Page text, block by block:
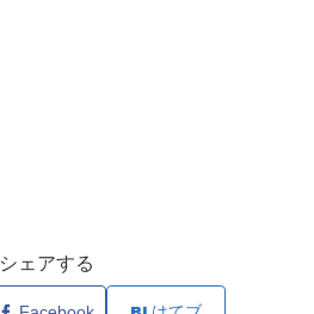
シェアする